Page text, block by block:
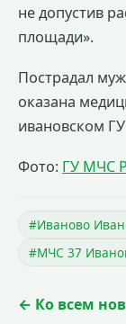
не допустив
площади».
Пострадал
оказана
ивановском
Фото: ГУ МЧС
#Иваново
#МЧС 37
← Ко всем